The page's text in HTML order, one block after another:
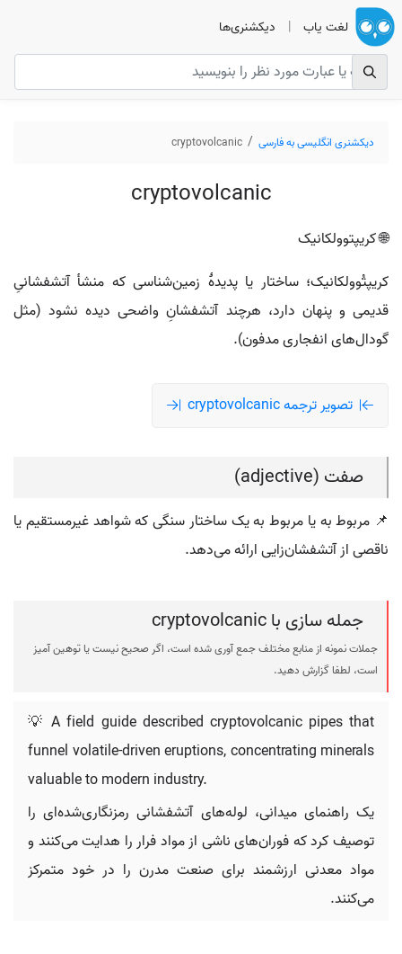
لغت یاب | دیکشنری‌ها
دیکشنری انگلیسی به فارسی cryptovolcanic
cryptovolcanic
🌐 کریپتوولکانیک
کریپتُوولکانیک؛ ساختار یا پدیدهٔ زمین‌شناسی که منشأ آتشفشانیِ
قدیمی و پنهان دارد، هرچند آتشفشانِ واضحی دیده نشود (مثل
گودال‌های انفجاری مدفون).
تصویر ترجمه cryptovolcanic
صفت (adjective)
📌 مربوط به یا مربوط به یک ساختار سنگی که شواهد غیرمستقیم یا
ناقصی از آتشفشان‌زایی ارائه می‌دهد.
جمله سازی با cryptovolcanic
جملات نمونه از منابع مختلف جمع آوری شده است، اگر صحیح نیست یا توهین آمیز
است، لطفا گزارش دهید.
💡 A field guide described cryptovolcanic pipes that
funnel volatile-driven eruptions, concentrating minerals
valuable to modern industry.
یک راهنمای میدانی، لوله‌های آتشفشانی رمزنگاری‌شده‌ای را
توصیف کرد که فوران‌های ناشی از مواد فرار را هدایت می‌کنند و
مواد معدنی ارزشمند برای صنعت مدرن را در خود متمرکز
می‌کنند.